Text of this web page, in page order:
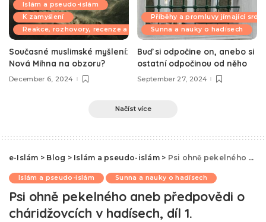
Islám a pseudo-islám
K zamyšlení
Reakce, rozhovory, recenze a komentáře
Současné muslimské myšlení:
Nová Mihna na obzoru?
December 6, 2024
Příběhy a promluvy jímající
Sunna a nauky o hadísech
Buď si odpočine on, anebo si
ostatní odpočinou od něho
September 27, 2024
Načíst více
e-Islám > Blog > Islám a pseudo-islám> Psi ohně pekelného aneb předpovědi o cháridžovcích v hadísech, díl 1.
Islám a pseudo-islám Sunna a nauky o hadísech
Psi ohně pekelného aneb předpovědi o
cháridžovcích v hadísech, díl 1.